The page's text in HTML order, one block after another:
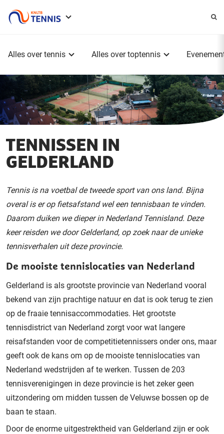
Alles over tennis Alles over toptennis
TENNISSEN IN
GELDERLAND
Tennis is na voetbal de tweede sport van ons land. Bijna
overal is er op fietsafstand wel een tennisbaan te vinden.
Daarom duiken we dieper in Nederland Tennisland. Deze
keer reisden we door Gelderland, op zoek naar de unieke
tennisverhalen uit deze provincie.
De mooiste tennislocaties van Nederland
Gelderland is als grootste provincie van Nederland vooral
bekend van zijn prachtige natuur en dat is ook terug te zien
op de fraaie tennisaccommodaties. Het grootste
tennisdistrict van Nederland zorgt voor wat langere
reisafstanden voor de competitietennissers onder ons, maar
geeft ook de kans om op de mooiste tennislocaties van
Nederland wedstrijden af te werken. Tussen de 203
tennisverenigingen in deze provincie is het zeker geen
uitzondering om midden tussen de Veluwse bossen op de
baan te staan.
Door de enorme uitgestrektheid van Gelderland zijn er ook